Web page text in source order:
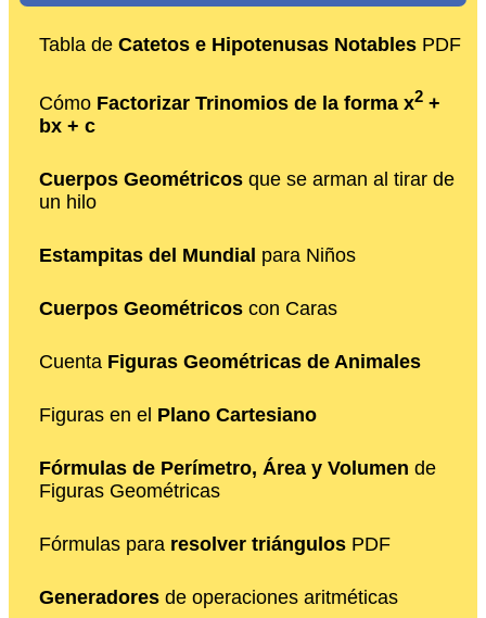
Tabla de Catetos e Hipotenusas Notables PDF
Cómo Factorizar Trinomios de la forma x2 +
bx + c
Cuerpos Geométricos que se arman al tirar de
un hilo
Estampitas del Mundial para Niños
Cuerpos Geométricos con Caras
Cuenta Figuras Geométricas de Animales
Figuras en el Plano Cartesiano
Fórmulas de Perímetro, Área y Volumen de
Figuras Geométricas
Fórmulas para resolver triángulos PDF
Generadores de operaciones aritméticas